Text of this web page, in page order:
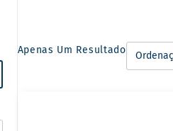
Apenas Um Resultado